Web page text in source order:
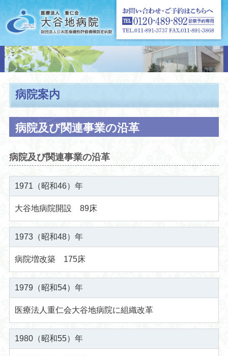
病院案内
病院及び関連事業の沿革
病院及び関連事業の沿革
1971（昭和46）年
大谷地病院開設 89床
1973（昭和48）年
病院増改築 175床
1979（昭和54）年
医療法人重仁会大谷地病院に組織改革
1980（昭和55）年